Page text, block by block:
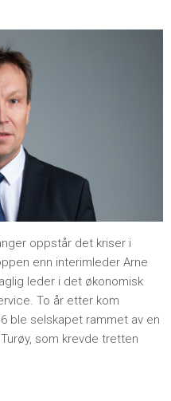
oppstår det kriser i
enn interimleder Arne
leder i det økonomisk
To år etter kom
ble selskapet rammet av en
som krevde tretten